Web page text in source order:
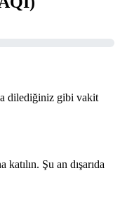
dilediğiniz gibi vakit
Şu an dışarıda